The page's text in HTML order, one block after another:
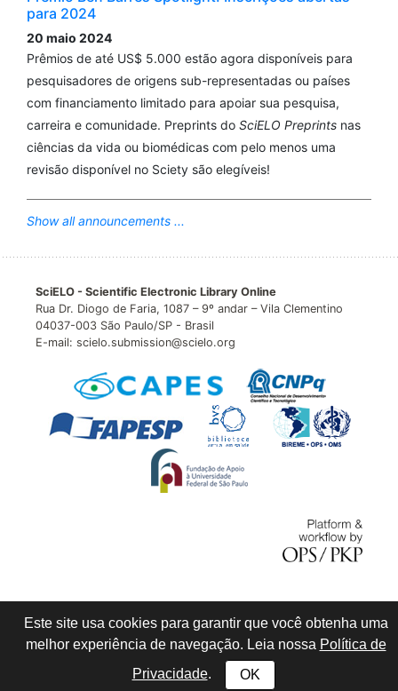
para 2024
20 maio 2024
Prêmios de até US$ 5.000 estão agora disponíveis para
pesquisadores de origens sub-representadas ou países
com financiamento limitado para apoiar sua pesquisa,
carreira e comunidade. Preprints do SciELO Preprints nas
ciências da vida ou biomédicas com pelo menos uma
revisão disponível no Sciety são elegíveis!
Show all announcements ...
SciELO - Scientific Electronic Library Online
Rua Dr. Diogo de Faria, 1087 – 9º andar – Vila Clementino
04037-003 São Paulo/SP - Brasil
E-mail: scielo.submission@scielo.org
Este site usa cookies para garantir que você obtenha uma
melhor experiência de navegação. Leia nossa Política de
Privacidade. OK